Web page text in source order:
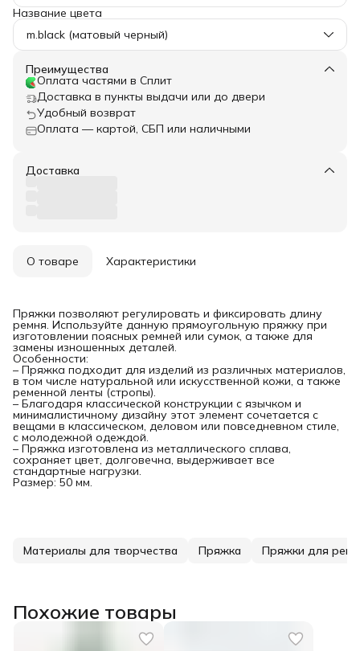
Название цвета
m.black (матовый черный)
Преимущества
Оплата частями в Сплит
Доставка в пункты выдачи или до двери
Удобный возврат
Оплата — картой, СБП или наличными
Доставка
О товаре Характеристики
Пряжки позволяют регулировать и фиксировать длину
ремня. Используйте данную прямоугольную пряжку при
изготовлении поясных ремней или сумок, а также для
замены изношенных деталей.
Особенности:
– Пряжка подходит для изделий из различных материалов,
в том числе натуральной или искусственной кожи, а также
ременной ленты (стропы).
– Благодаря классической конструкции с язычком и
минималистичному дизайну этот элемент сочетается с
вещами в классическом, деловом или повседневном стиле,
с молодежной одеждой.
– Пряжка изготовлена из металлического сплава,
сохраняет цвет, долговечна, выдерживает все
стандартные нагрузки.
Размер: 50 мм.
Материалы для творчества Пряжка Пряжки для
Похожие товары